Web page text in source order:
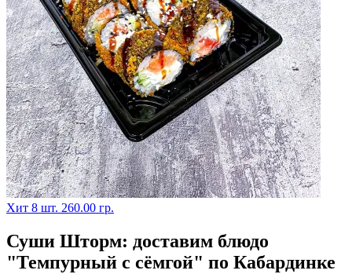
Хит 8 шт. 260.00 гр.
Суши Шторм: доставим блюдо
"Темпурный с сёмгой" по Кабардинке